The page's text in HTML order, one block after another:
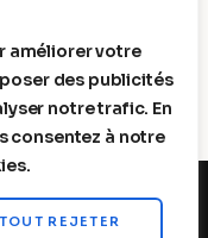
améliorer votre
des publicités
notre trafic. En
consentez à notre
TOUT REJETER